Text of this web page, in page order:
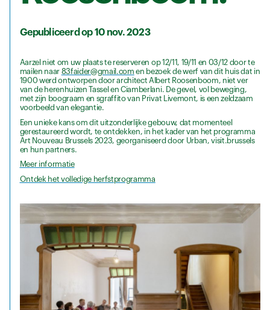
Gepubliceerd op 10 nov. 2023
Aarzel niet om uw plaats te reserveren op 12/11, 19/11 en 03/12 door te
mailen naar 83faider@gmail.com en bezoek de werf van dit huis dat in
1900 werd ontworpen door architect Albert Roosenboom, niet ver
van de herenhuizen Tassel en Ciamberlani. De gevel, vol beweging,
met zijn boograam en sgraffito van Privat Livemont, is een zeldzaam
voorbeeld van elegantie.
Een unieke kans om dit uitzonderlijke gebouw, dat momenteel
gerestaureerd wordt, te ontdekken, in het kader van het programma
Art Nouveau Brussels 2023, georganiseerd door Urban, visit.brussels
en hun partners.
Meer informatie
Ontdek het volledige herfstprogramma